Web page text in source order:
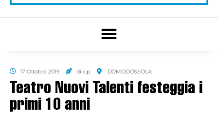
17 Ottobre 2019 di c.p. DOMODOSSOLA
Teatro Nuovi Talenti festeggia i
primi 10 anni